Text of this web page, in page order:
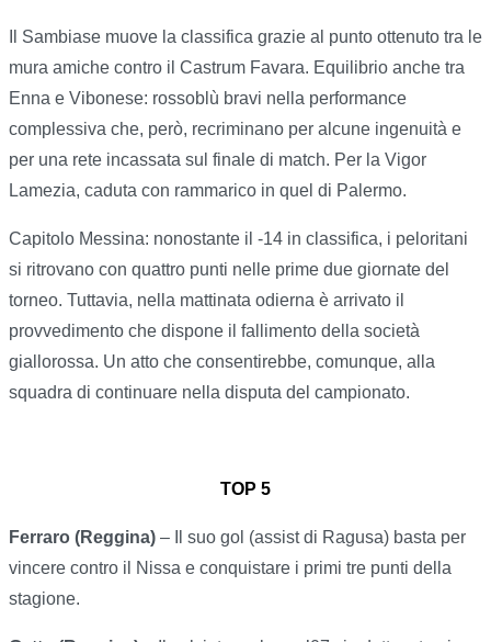
Il Sambiase muove la classifica grazie al punto ottenuto tra le
mura amiche contro il Castrum Favara. Equilibrio anche tra
Enna e Vibonese: rossoblù bravi nella performance
complessiva che, però, recriminano per alcune ingenuità e
per una rete incassata sul finale di match. Per la Vigor
Lamezia, caduta con rammarico in quel di Palermo.
Capitolo Messina: nonostante il -14 in classifica, i peloritani
si ritrovano con quattro punti nelle prime due giornate del
torneo. Tuttavia, nella mattinata odierna è arrivato il
provvedimento che dispone il fallimento della società
giallorossa. Un atto che consentirebbe, comunque, alla
squadra di continuare nella disputa del campionato.
TOP 5
Ferraro (Reggina) – Il suo gol (assist di Ragusa) basta per
vincere contro il Nissa e conquistare i primi tre punti della
stagione.